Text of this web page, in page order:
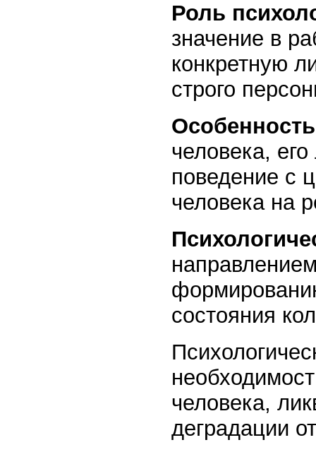
Роль
значение в
конкретную
строго
человека,
поведение с
человека на
состояния
человека,
деградации